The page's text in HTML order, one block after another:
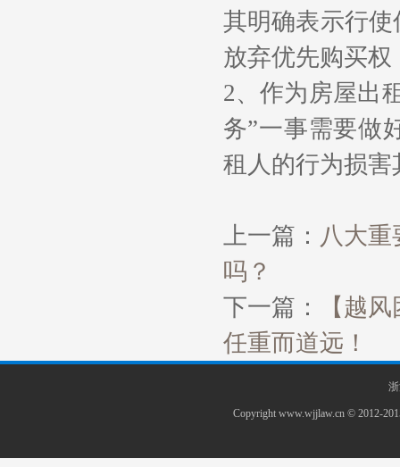
其明确表示行
放弃优先购买
2、作为房屋出
务”一事需要做
租人的行为损
上一篇： 八大
吗？
下一篇：
【越
任重而道远！
Copyright www.wjjlaw.cn © 2012-